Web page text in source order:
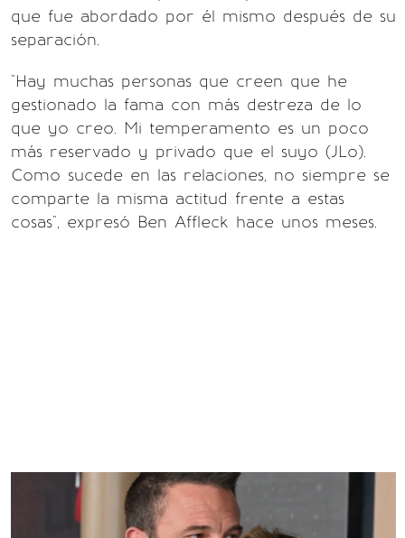
que fue abordado por él mismo después de su
separación.
"Hay muchas personas que creen que he
gestionado la fama con más destreza de lo
que yo creo. Mi temperamento es un poco
más reservado y privado que el suyo (JLo).
Como sucede en las relaciones, no siempre se
comparte la misma actitud frente a estas
cosas", expresó Ben Affleck hace unos meses.